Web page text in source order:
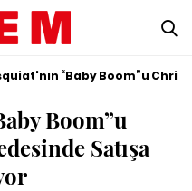
“Baby Boom”u
Boom”u
Satışa